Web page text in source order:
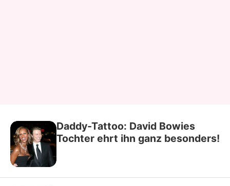
Daddy-Tattoo: David Bowies
Tochter ehrt ihn ganz besonders!